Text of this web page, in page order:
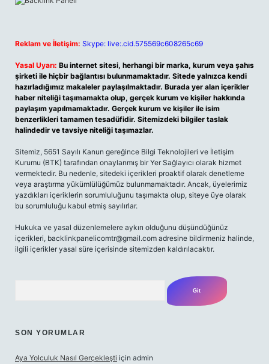
Reklam ve İletişim: Skype: live:.cid.575569c608265c69
Yasal Uyarı: Bu internet sitesi, herhangi bir marka, kurum veya şahıs
şirketi ile hiçbir bağlantısı bulunmamaktadır. Sitede yalnızca kendi
hazırladığımız makaleler paylaşılmaktadır. Burada yer alan içerikler
haber niteliği taşımamakta olup, gerçek kurum ve kişiler hakkında
paylaşım yapılmamaktadır. Gerçek kurum ve kişiler ile isim
benzerlikleri tamamen tesadüfidir. Sitemizdeki bilgiler taslak
halindedir ve tavsiye niteliği taşımazlar.
Sitemiz, 5651 Sayılı Kanun gereğince Bilgi Teknolojileri ve İletişim
Kurumu (BTK) tarafından onaylanmış bir Yer Sağlayıcı olarak hizmet
vermektedir. Bu nedenle, sitedeki içerikleri proaktif olarak denetleme
veya araştırma yükümlülüğümüz bulunmamaktadır. Ancak, üyelerimiz
yazdıkları içeriklerin sorumluluğunu taşımakta olup, siteye üye olarak
bu sorumluluğu kabul etmiş sayılırlar.
Hukuka ve yasal düzenlemelere aykırı olduğunu düşündüğünüz
içerikleri, backlinkpanelicomtr@gmail.com adresine bildirmeniz halinde,
ilgili içerikler yasal süre içerisinde sitemizden kaldırılacaktır.
SON YORUMLAR
Aya Yolculuk Nasıl Gerçekleşti için admin